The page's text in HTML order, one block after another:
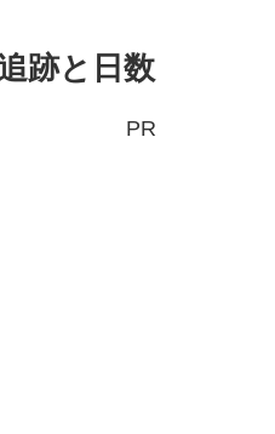
跡と日数
PR